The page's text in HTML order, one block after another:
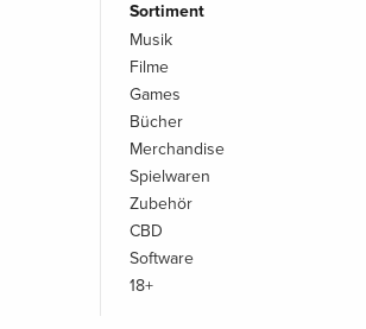
Sortiment
Musik
Filme
Games
Bücher
Merchandise
Spielwaren
Zubehör
CBD
Software
18+